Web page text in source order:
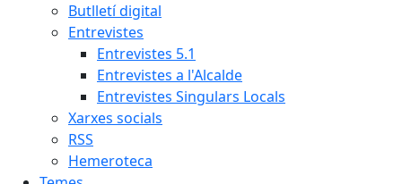
Butlletí digital
Entrevistes
Entrevistes 5.1
Entrevistes a l'Alcalde
Entrevistes Singulars Locals
Xarxes socials
RSS
Hemeroteca